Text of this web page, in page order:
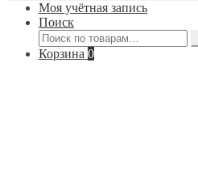
Моя учётная запись
Поиск
Искать:
Корзина 0